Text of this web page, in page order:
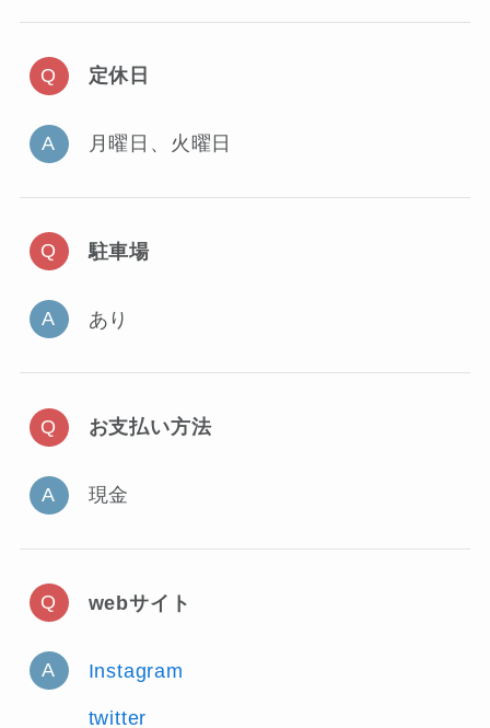
定休日
月曜日、火曜日
駐車場
あり
お支払い方法
現金
webサイト
Instagram
twitter